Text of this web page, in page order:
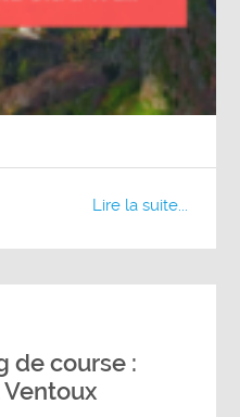
Lire la suite...
de course :
Ventoux